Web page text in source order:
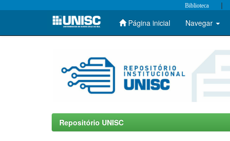
Skip
Biblioteca |
Página inicial Navegar
Repositório UNISC